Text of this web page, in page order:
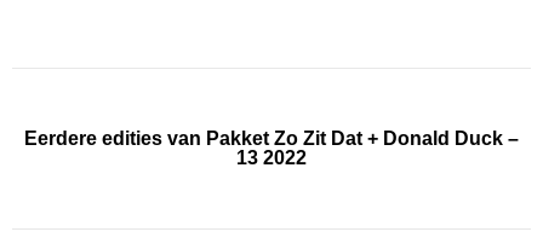
Eerdere edities van Pakket Zo Zit Dat + Donald Duck –
13 2022